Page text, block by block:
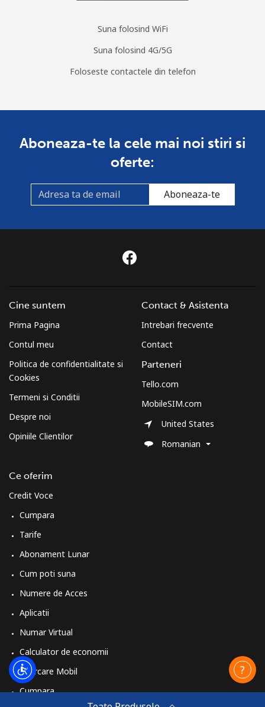
Suna folosind WiFi
Suna folosind 4G/5G
Foloseste contactele din telefon
Aboneaza-te la cele mai noi stiri si
oferte:
Aboneaza-te
Cine suntem
Prima Pagina
Contul meu
Politica de confidentialitate si
Cookies
Termeni si Conditii
Despre noi
Opiniile Clientilor
Ce oferim
Credit Voce
Cumpara
Tarife
Abonament Lunar
Cum poti suna
Numere de Acces
Aplicatii
Numar Virtual
Calculator de economii
Reincarcare Mobil
Cumpara
Contact & Asistenta
Intrebari frecvente
Contact
Parteneri
Tello.com
MobileSIM.com
United States
Romanian